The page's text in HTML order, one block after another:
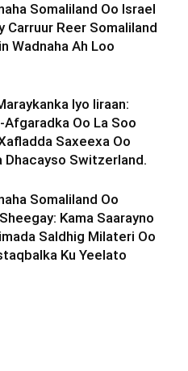
Somaliland Oo Israel
Carruur Reer Somaliland
Wadnaha Ah Loo
Iyo Iiraan:
Afgaradka Oo La Soo
Saxeexa Oo
Dhacayso Switzerland.
Somaliland Oo
Kama Saarayno
Saldhig Milateri Oo
Ku Yeelato